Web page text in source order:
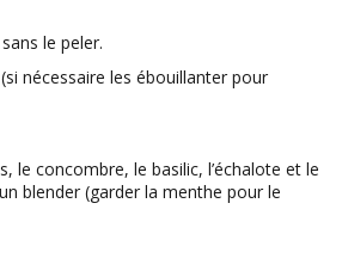
le peler.
nécessaire les ébouillanter pour
concombre, le basilic, l’échalote et le
blender (garder la menthe pour le